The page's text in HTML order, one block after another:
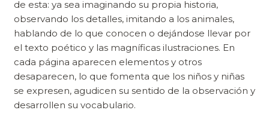
de esta: ya sea imaginando su propia historia,
observando los detalles, imitando a los animales,
hablando de lo que conocen o dejándose llevar por
el texto poético y las magníficas ilustraciones. En
cada página aparecen elementos y otros
desaparecen, lo que fomenta que los niños y niñas
se expresen, agudicen su sentido de la observación y
desarrollen su vocabulario.